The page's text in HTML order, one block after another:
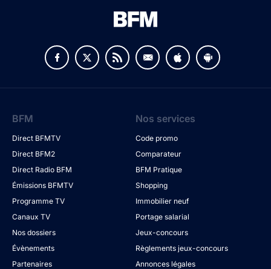
BFM
Direct BFMTV
Direct BFM2
Direct Radio BFM
Émissions BFMTV
Programme TV
Canaux TV
Nos dossiers
Évènements
Partenaires
Nos services
Code promo
Comparateur
BFM Pratique
Shopping
Immobilier neuf
Portage salarial
Jeux-concours
Règlements jeux-concours
Annonces légales